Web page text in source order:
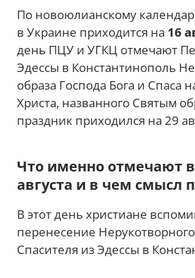
По новоюлианскому
в Украине приходится на 16
день ПЦУ и УГКЦ отмечают
Эдессы в Константинополь
образа Господа Бога и Спаса
Христа, названного Святым
праздник приходился на 29
Что именно отмечают
августа и в чем смысл
В этот день христиане
перенесение
Спасителя из Эдессы в